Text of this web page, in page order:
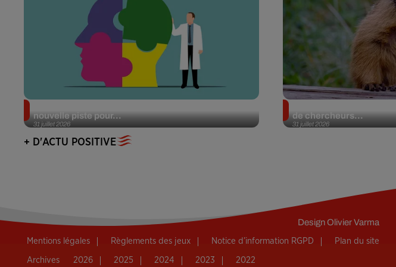
31 juillet 2026
nouvelle piste pour...
31 juillet 2026
de chercheurs...
+ D'ACTU POSITIVE
DesignOlivier Varma
Mentions légales Règlements des jeux Notice d’information RGPD Plan du site
Archives 2026 2025 2024 2023 2022